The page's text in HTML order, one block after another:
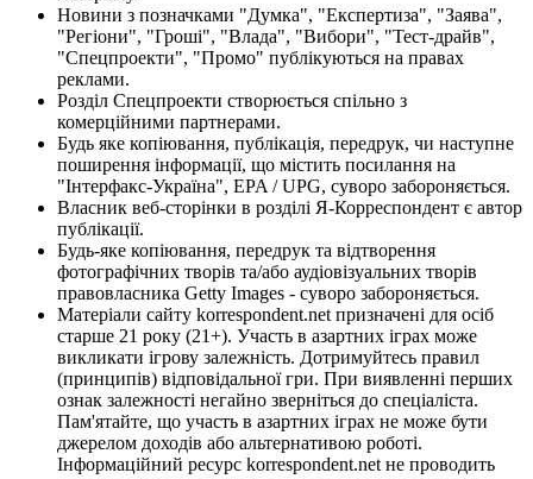
Новини з позначками "Думка", "Експертиза", "Заява",
"Регіони", "Гроші", "Влада", "Вибори", "Тест-драйв",
"Спецпроекти", "Промо" публікуються на правах
реклами.
Розділ Спецпроекти створюється спільно з
комерційними партнерами.
Будь яке копіювання, публікація, передрук, чи наступне
поширення інформації, що містить посилання на
"Інтерфакс-Україна", EPA / UPG, суворо забороняється.
Власник веб-сторінки в розділі Я-Корреспондент є автор
публікації.
Будь-яке копіювання, передрук та відтворення
фотографічних творів та/або аудіовізуальних творів
правовласника Getty Images - суворо забороняється.
Матеріали сайту korrespondent.net призначені для осіб
старше 21 року (21+). Участь в азартних іграх може
викликати ігрову залежність. Дотримуйтесь правил
(принципів) відповідальної гри. При виявленні перших
ознак залежності негайно зверніться до спеціаліста.
Пам'ятайте, що участь в азартних іграх не може бути
джерелом доходів або альтернативою роботі.
Інформаційний ресурс korrespondent.net не проводить